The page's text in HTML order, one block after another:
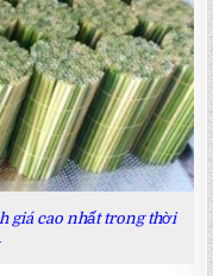
giá cao nhất trong thời